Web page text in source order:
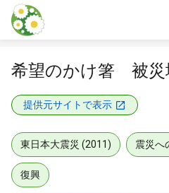
本文に飛ぶ
希望のかけ箸 被災
提供元サイトで表示
東日本大震災 (2011) 震災へ
復興